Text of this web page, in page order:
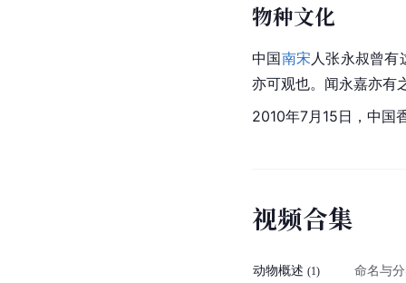
物种文化
中国南宋人张永叔曾有
亦可观也。闻永嘉亦有
2010年7月15日，中国
视频合集
动物概述 (1) 命名与